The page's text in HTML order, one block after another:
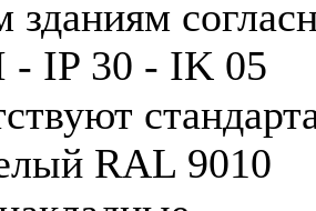
- IP 30 - IK 05
RAL 9010